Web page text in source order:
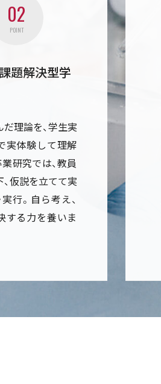
02
POINT
題解決型学
理論を、学生実
実体験して理解
研究では、教員
仮説を立てて実
行。自ら考え、
する力を養いま